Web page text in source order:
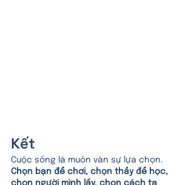
Kết
Cuộc sống là muôn vàn sự lựa chọn.
Chọn bạn để chơi, chọn thầy để học,
chọn người mình lấy, chọn cách ta